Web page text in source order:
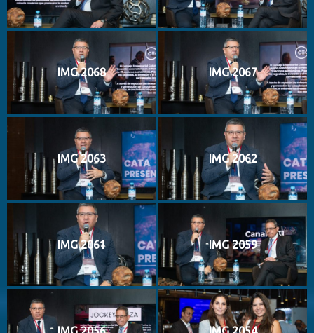
IMG 2068 IMG 2067
IMG 2063 IMG 2062
IMG 2061 IMG 2059